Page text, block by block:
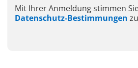
Mit Ihrer Anmeldung stimmen
Datenschutz-Bestimmungen